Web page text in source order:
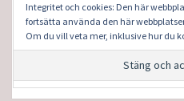
Trädgård
Vardagligt
Integritet och cookies: Den här
fortsätta använda den här
Om du vill veta mer, inklusive hur du